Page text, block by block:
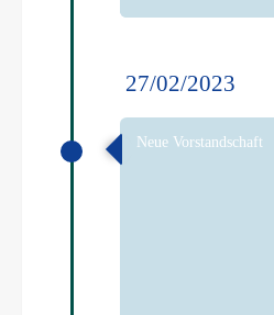
27/02/2023
Neue Vorstandschaft